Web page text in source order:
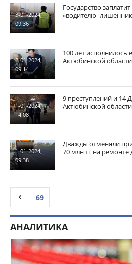
3-01-2024,
09:36
Государство
2-01-2024,
09:14
100 лет исполнилось
Актюбинской
1-01-2024,
14:08
9 преступлений и 14
Актюбинской
1-01-2024,
09:38
Дважды отменяли
70 млн тг на ремонте
69
АНАЛИТИКА